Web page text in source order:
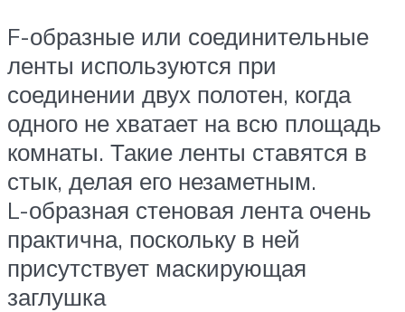
F-образные или соединительные
ленты используются при
соединении двух полотен, когда
одного не хватает на всю площадь
комнаты. Такие ленты ставятся в
стык, делая его незаметным.
L-образная стеновая лента очень
практична, поскольку в ней
присутствует маскирующая
заглушка